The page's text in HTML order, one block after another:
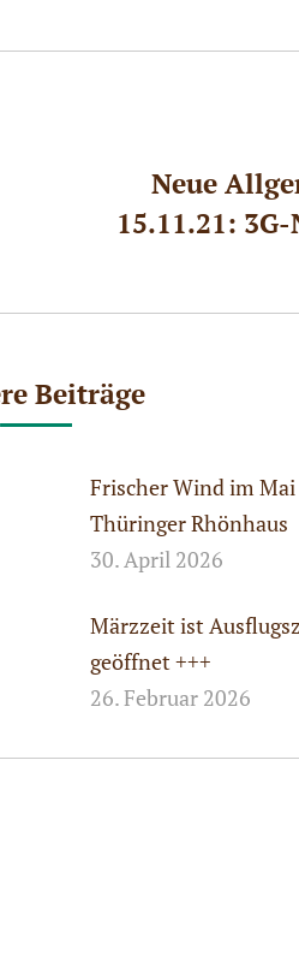
Nächster
Beitrag:
Neue
15.11.21:
Beiträge
Frischer Wind im
Thüringer Rhönhaus
30. April 2026
Märzzeit ist
geöffnet +++
26. Februar 2026